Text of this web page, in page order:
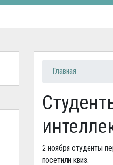
Вы здесь
Главная
2 ноября студенты
посетили квиз.